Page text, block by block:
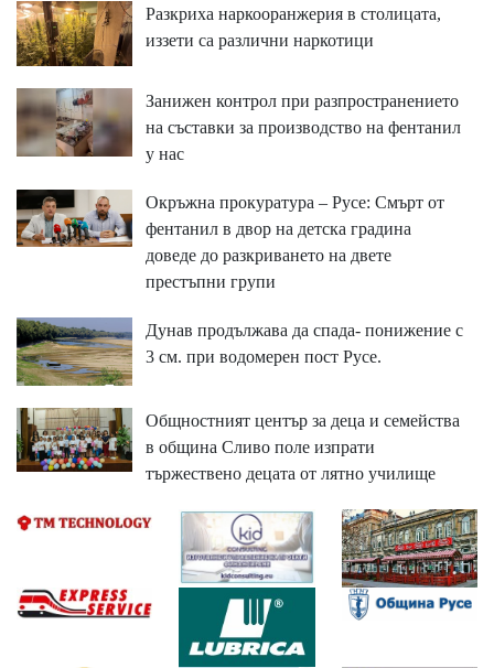
Разкриха наркооранжерия в столицата,
иззети са различни наркотици
Занижен контрол при разпространението
на съставки за производство на фентанил
у нас
Окръжна прокуратура – Русе: Смърт от
фентанил в двор на детска градина
доведе до разкриването на двете
престъпни групи
Дунав продължава да спада- понижение с
3 см. при водомерен пост Русе.
Общностният център за деца и семейства
в община Сливо поле изпрати
тържествено децата от лятно училище